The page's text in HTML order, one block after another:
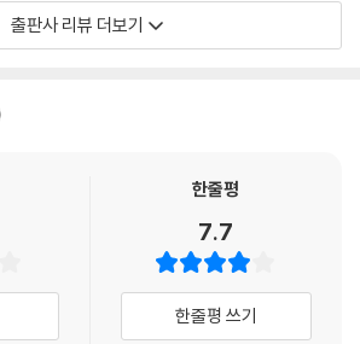
로 활용한 것 또한 이 책의 장점이다. 수록된 시
재하였으며, 연계 작품들 또한 지면이 허락하는
대 초기부터 1945년 광복에 이르는 1부, 한국
따른다. 이러한 시대별 부 구성은 각 작품이 창
연구해 온 저자들이 기획하고 집필하였다. 대학
문 분야를 공부하는 학생, 국어교사를 준비하는
출판사 리뷰 더보기
한줄평
7.7
한줄평 쓰기